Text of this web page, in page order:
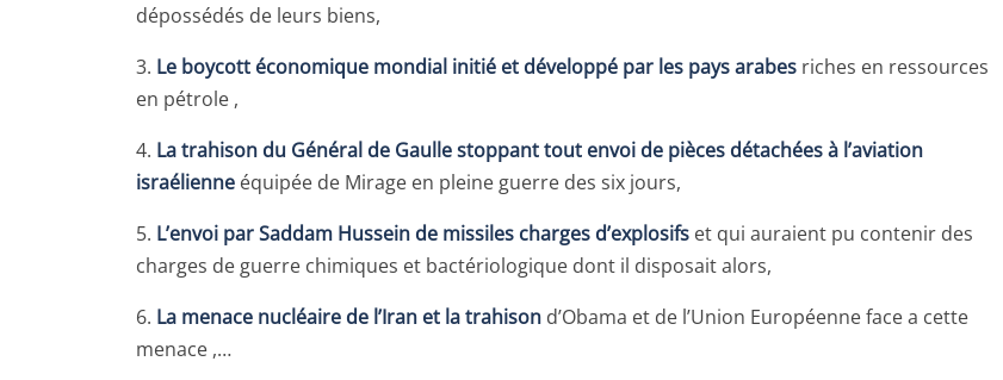
dépossédés de leurs biens,
3. Le boycott économique mondial initié et développé par les pays arabes riches en ressources
en pétrole ,
4. La trahison du Général de Gaulle stoppant tout envoi de pièces détachées à l’aviation
israélienne équipée de Mirage en pleine guerre des six jours,
5. L’envoi par Saddam Hussein de missiles charges d’explosifs et qui auraient pu contenir des
charges de guerre chimiques et bactériologique dont il disposait alors,
6. La menace nucléaire de l’Iran et la trahison d’Obama et de l’Union Européenne face a cette
menace ,…